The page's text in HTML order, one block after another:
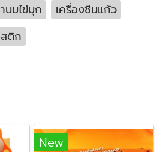
นมไข่มุก
เครื่องซีนแก้ว
ติก
New